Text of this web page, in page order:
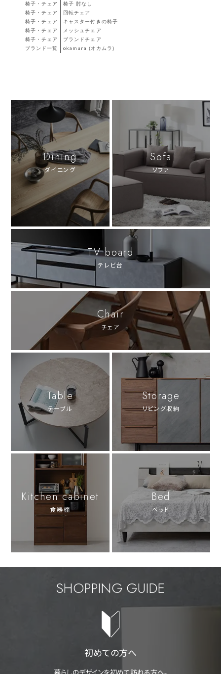
椅子・チェア
椅子 肘なし
椅子・チェア
回転チェア
椅子・チェア
キャスター付きの椅子
椅子・チェア
メッシュチェア
椅子・チェア
ブランドチェア
ブランド一覧
okamura (オカムラ)
Dining
ダイニング
Sofa
ソファ
TV board
テレビ台
Chair
チェア
Table
テーブル
Storage
リビング収納
Kitchen cabinet
食器棚
Bed
ベッド
SHOPPING GUIDE
初めての方へ
暮らしのデザインを初めて訪れる方へ。